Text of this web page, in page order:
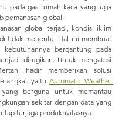
pada gas rumah kaca yang juga
pemanasan global.
tidak menentu. Hal ini membuat
kebutuhannya bergantung pada
dirugikan. Untuk mengatasi
hadir memberikan solusi
yaitu Automatic Weather
yang berguna untuk memantau
sekitar dengan data yang
terjaga produktivitasnya.